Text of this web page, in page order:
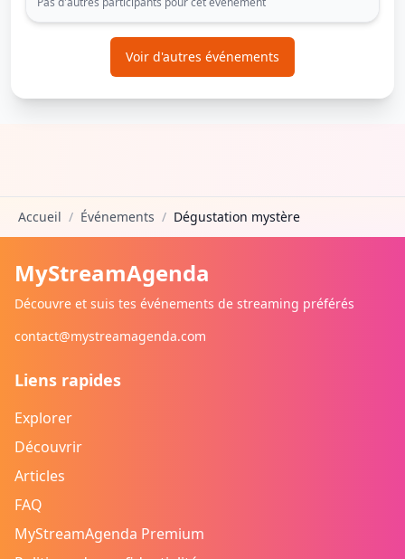
Voir d'autres événements
Accueil / Événements / Dégustation mystère
MyStreamAgenda
Découvre et suis tes événements de streaming préférés
contact@mystreamagenda.com
Liens rapides
Explorer
Découvrir
Articles
FAQ
MyStreamAgenda Premium